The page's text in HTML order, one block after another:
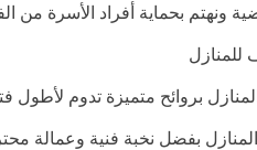
ونهتم بحماية أفراد الأسرة من
للمنازل
بروائح متميزة تدوم لأطول
بفضل نخبة فنية وعمالة